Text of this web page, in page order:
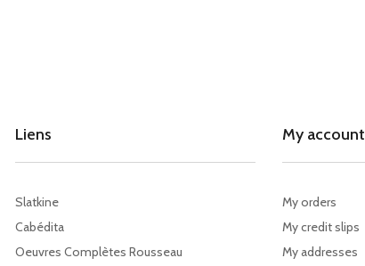
Liens
Slatkine
Cabédita
Oeuvres Complètes Rousseau
My account
My orders
My credit slips
My addresses